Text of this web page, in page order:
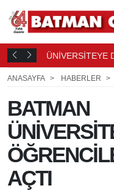
ÜNİVERSİTEYE
SÜRE
ANASAYFA HABERLER
BATMAN
AÇTI